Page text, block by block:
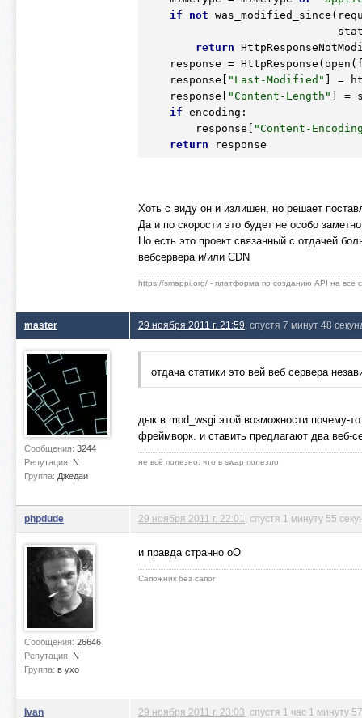
if
not
return
response =
    response[
"Last-Modified" ] =
    response[
"Content-Length" ] =
if encoding:
        response[
"Content-
return
Хоть с виду он и излишен, но решает
Да и по скорости это будет не особо
Но есть это проект связанный с отдачей
вебсервера и/или CDN
https://smappi.org/ - платформа по созданию API на все
master
Сообщения: 3244
Репутация: N
Группа: Джедаи
29 ноября 2011 г. 21:59 , спустя 7 минут 48
отдача статики это вей веб сервера
дык в mod_wsgi этой возможности почему-
фреймворк. и ставить предлагают два веб-
не всё полезно, что в swap полезло
phpdude
Сообщения: 26646
Репутация: N
Группа: в ухо
29 ноября 2011 г. 22:01 , спустя 1 минуту 55
и правда странно oO
Сапожник без сапог
Ivan 29 ноября 2011 г. 23:03 , спустя 1 час 1 минуту